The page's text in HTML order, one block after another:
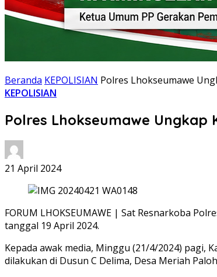
Beranda KEPOLISIAN Polres Lhokseumawe
KEPOLISIAN
Polres Lhokseumawe Ungkap
21 April 2024
FORUM LHOKSEUMAWE | Sat Resnarkoba
tanggal 19 April 2024.
Kepada awak media, Minggu (21/4/2024) pagi,
dilakukan di Dusun C Delima, Desa Meriah